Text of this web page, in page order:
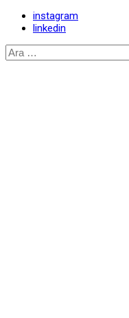
instagram
linkedin
Skip
to
Arama: